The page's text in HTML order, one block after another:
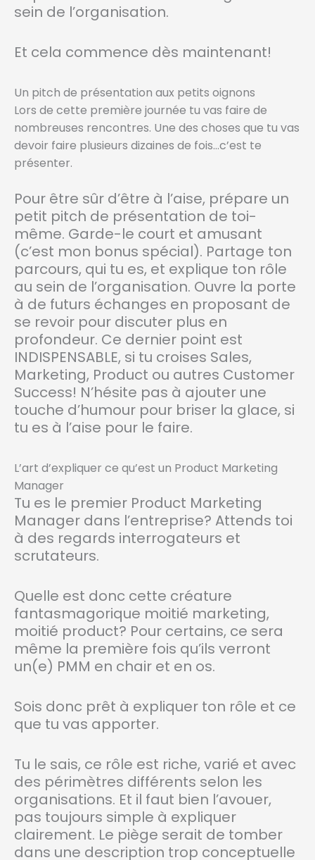
sein de l’organisation.
Et cela commence dès maintenant!
Un pitch de présentation aux petits oignons
Lors de cette première journée tu vas faire de
nombreuses rencontres. Une des choses que tu vas
devoir faire plusieurs dizaines de fois…c’est te
présenter.
Pour être sûr d’être à l’aise, prépare un
petit pitch de présentation de toi-
même. Garde-le court et amusant
(c’est mon bonus spécial). Partage ton
parcours, qui tu es, et explique ton rôle
au sein de l’organisation. Ouvre la porte
à de futurs échanges en proposant de
se revoir pour discuter plus en
profondeur. Ce dernier point est
INDISPENSABLE, si tu croises Sales,
Marketing, Product ou autres Customer
Success! N’hésite pas à ajouter une
touche d’humour pour briser la glace, si
tu es à l’aise pour le faire.
L’art d’expliquer ce qu’est un Product Marketing
Manager
Tu es le premier Product Marketing
Manager dans l’entreprise? Attends toi
à des regards interrogateurs et
scrutateurs.
Quelle est donc cette créature
fantasmagorique moitié marketing,
moitié product? Pour certains, ce sera
même la première fois qu’ils verront
un(e) PMM en chair et en os.
Sois donc prêt à expliquer ton rôle et ce
que tu vas apporter.
Tu le sais, ce rôle est riche, varié et avec
des périmètres différents selon les
organisations. Et il faut bien l’avouer,
pas toujours simple à expliquer
clairement. Le piège serait de tomber
dans une description trop conceptuelle